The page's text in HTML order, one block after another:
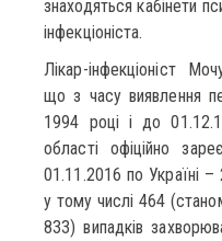
знаходяться кабінети
інфекціоніста.
Лікар-інфекціоніст
що з часу виявлення
1994 році і до
області офіційно
01.11.2016 по Україні –
у тому числі 464
833) випадків